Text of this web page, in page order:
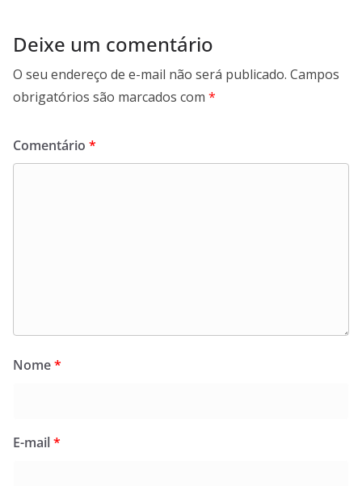
Deixe um comentário
O seu endereço de e-mail não será publicado. Campos
obrigatórios são marcados com *
Comentário *
Nome*
E-mail*